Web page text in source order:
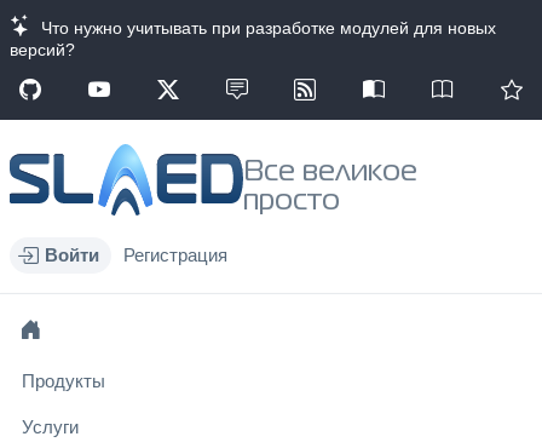
Что нужно учитывать при разработке модулей для новых
версий?
Все великое
просто
Войти Регистрация
Продукты
Услуги